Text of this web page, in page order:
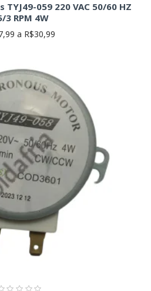
059 220 VAC 50/60 HZ
3 RPM 4W
a R$30,99